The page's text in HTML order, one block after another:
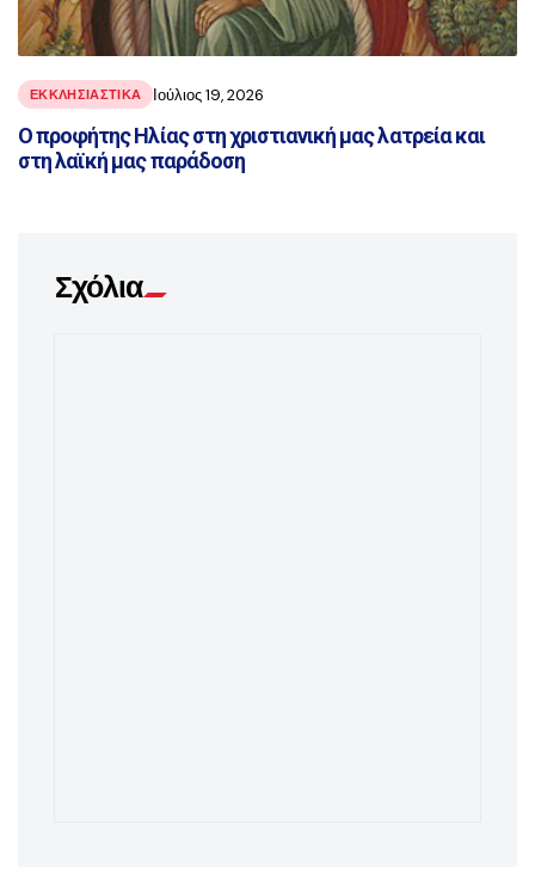
ΕΚΚΛΗΣΙΑΣΤΙΚΑ Ιούλιος 19, 2026
Ο προφήτης Ηλίας στη χριστιανική μας λατρεία και
στη λαϊκή μας παράδοση
Σχόλια